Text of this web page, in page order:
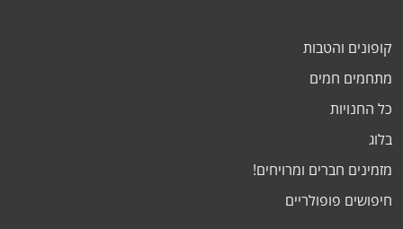
קופונים והטבות
מתחמים חמים
כל החנויות
בלוג
מזמינים חברים ומרויחים!
חיפושים פופולריים